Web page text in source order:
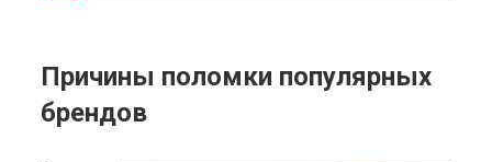
Причины поломки популярных
брендов